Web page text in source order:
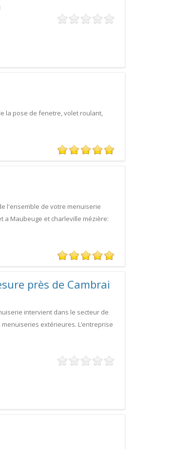
la pose de fenetre, volet roulant,
l'ensemble de votre menuiserie
a Maubeuge et charleville mézière:
près de Cambrai
intervient dans le secteur de
extérieures. L’entreprise